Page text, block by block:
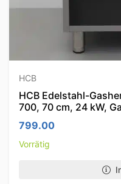
HCB
HCB Edelstahl-
700, 70 cm, 24 kW,
799.00
Vorrätig